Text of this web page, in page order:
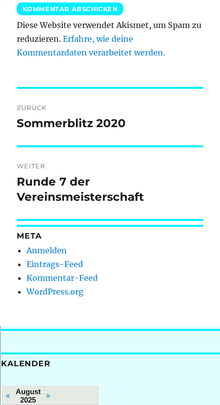
Diese Website verwendet Akismet, um Spam zu
reduzieren.Erfahre, wie deine
Kommentardaten verarbeitet werden.
ZURÜCK
Vorheriger
Sommerblitz 2020
WEITER
Nächster
Beitrag:
Runde 7 der
Vereinsmeisterschaft
META
Anmelden
Eintrags-Feed
Kommentar-Feed
WordPress.org
KALENDER
«
August
2025
»